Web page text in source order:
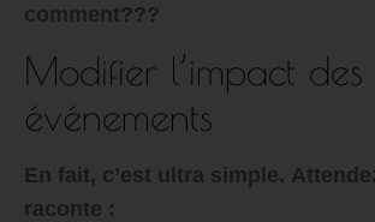
comment???
Modifier l’impact des
événements
En fait, c’est ultra simple.
raconte :